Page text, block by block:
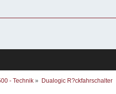
- Technik » Dualogic R?ckfahrschalter